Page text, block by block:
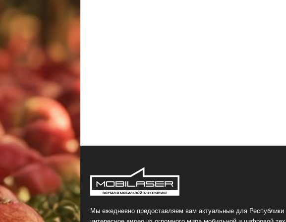
Мы ежедневно предоставляем вам актуальные для Республики